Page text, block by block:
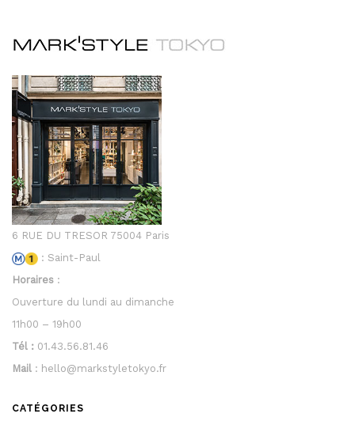
6 RUE DU TRESOR 75004 Paris
: Saint-Paul
Horaires :
Ouverture du lundi au dimanche
11h00 – 19h00
Tél : 01.43.56.81.46
Mail : hello@markstyletokyo.fr
CATÉGORIES